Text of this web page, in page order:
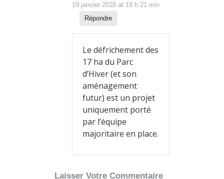
19 janvier 2020 at 19 h 21 min
Répondre
Le défrichement des
17 ha du Parc
d’Hiver (et son
aménagement
futur) est un projet
uniquement porté
par l’équipe
majoritaire en place.
Laisser Votre Commentaire